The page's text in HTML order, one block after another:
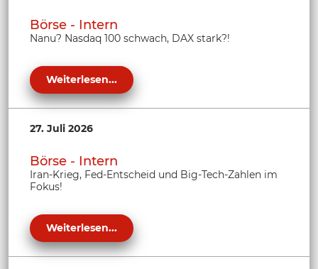
Börse - Intern
Nanu? Nasdaq 100 schwach, DAX stark?!
Weiterlesen...
27. Juli 2026
Börse - Intern
Iran-Krieg, Fed-Entscheid und Big-Tech-Zahlen im
Fokus!
Weiterlesen...